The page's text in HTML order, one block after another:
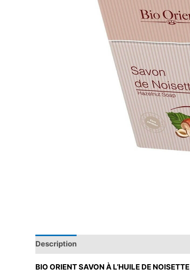
Description
BIO ORIENT SAVON À L’HUILE DE NOISETTE